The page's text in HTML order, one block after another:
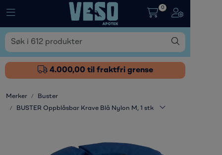
Skip to main content
Toggle navigation
0
Toggle
4.000,00 til fraktfri grense
Merker
Buster
BUSTER Oppblåsbar Krave Blå Nylon M, 1 stk
Fôrtilskudd
Pleieprodukter
Sårstell
Øvrige varer